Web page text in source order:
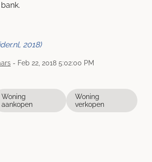
2018)
- Feb 22, 2018 5:02:00 PM
Woning
aankopen
Woning
verkopen